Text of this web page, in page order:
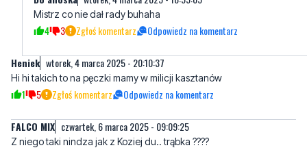
Heniek wtorek, 4 marca 2025 - 20:10:37
Hi hi takich to na pęczki mamy w milicji kasztanów
FALCO MIX czwartek, 6 marca 2025 - 09:09:25
Z niego taki nindza jak z Koziej du.. trąbka ????